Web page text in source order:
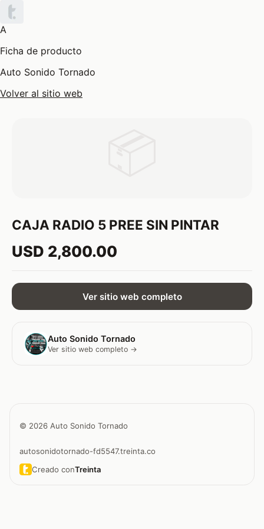
A
Ficha de producto
Auto Sonido Tornado
Volver al sitio web
CAJA RADIO 5 PREE SIN PINTAR
USD 2,800.00
Ver sitio web completo
Auto Sonido Tornado
Ver sitio web completo →
© 2026 Auto Sonido Tornado
autosonidotornado-fd5547.treinta.co
Creado conTreinta